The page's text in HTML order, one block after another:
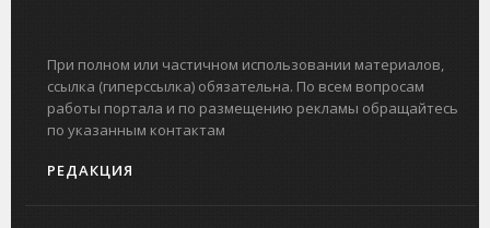
При полном или частичном использовании материалов,
ссылка (гиперссылка) обязательна. По всем вопросам
работы портала и по размещению рекламы обращайтесь
по указанным контактам
РЕДАКЦИЯ